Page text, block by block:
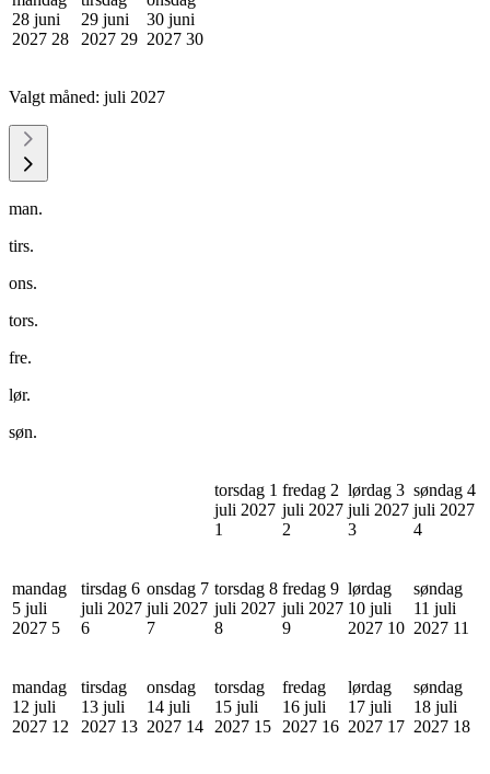
28 juni
2027 28
29 juni
2027 29
30 juni
2027 30
Valgt måned: juli 2027
man.
tirs.
ons.
tors.
fre.
lør.
søn.
torsdag 1
juli 2027
1
fredag 2
juli 2027
2
lørdag 3
juli 2027
3
søndag 4
juli 2027
4
mandag
5 juli
2027 5
tirsdag 6
juli 2027
6
onsdag 7
juli 2027
7
torsdag 8
juli 2027
8
fredag 9
juli 2027
9
lørdag
10 juli
2027 10
søndag
11 juli
2027 11
mandag
12 juli
2027 12
tirsdag
13 juli
2027 13
onsdag
14 juli
2027 14
torsdag
15 juli
2027 15
fredag
16 juli
2027 16
lørdag
17 juli
2027 17
søndag
18 juli
2027 18